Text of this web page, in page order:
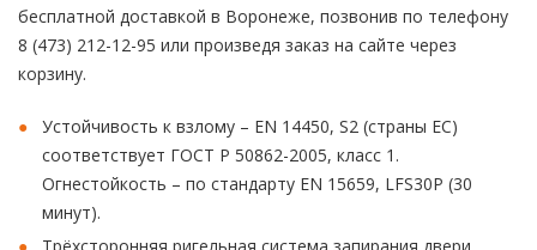
бесплатной доставкой в Воронеже, позвонив по телефону
8 (473) 212-12-95 или произведя заказ на сайте через
корзину.
Устойчивость к взлому – EN 14450, S2 (страны ЕС)
соответствует ГОСТ Р 50862-2005, класс 1.
Огнестойкость – по стандарту EN 15659, LFS30P (30
минут).